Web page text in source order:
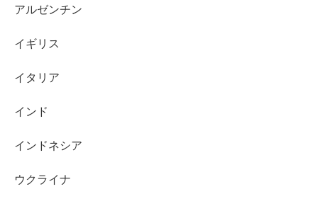
アルゼンチン
イギリス
イタリア
インド
インドネシア
ウクライナ